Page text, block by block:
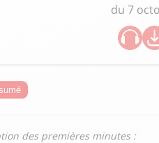
du 7
des premières minutes :